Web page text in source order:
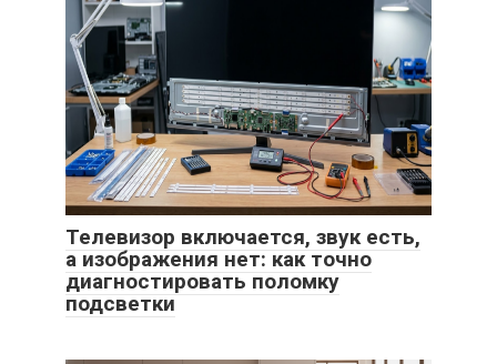
Телевизор включается, звук есть,
а изображения нет: как точно
диагностировать поломку
подсветки